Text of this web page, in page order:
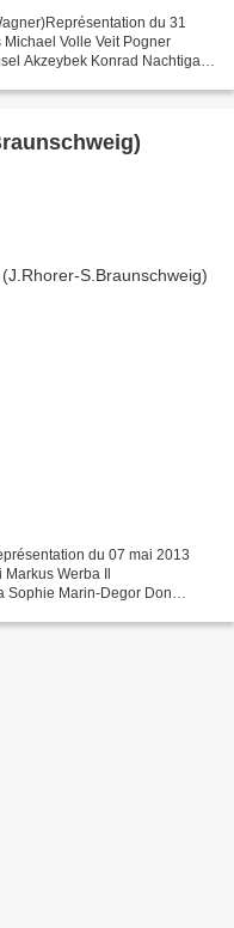
du 31
Volle Veit Pogner
Akzeybek Konrad Nachtigal
du 07 mai 2013
Werba Il
Sophie Marin-Degor Don